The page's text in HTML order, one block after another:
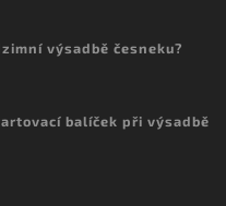
výsadbě česneku?
balíček při výsadbě